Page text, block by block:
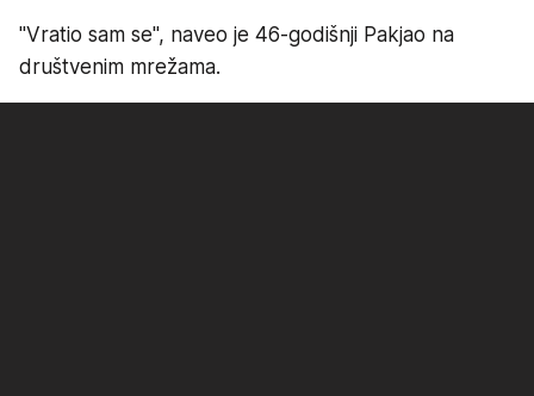
"Vratio sam se", naveo je 46-godišnji Pakjao na
društvenim mrežama.